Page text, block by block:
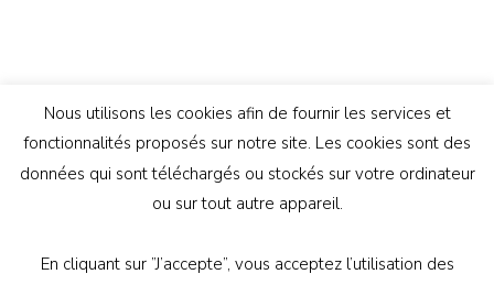
Nous utilisons les cookies afin de fournir les services et
fonctionnalités proposés sur notre site. Les cookies sont des
données qui sont téléchargés ou stockés sur votre ordinateur
ou sur tout autre appareil.
En cliquant sur ”J’accepte”, vous acceptez l’utilisation des